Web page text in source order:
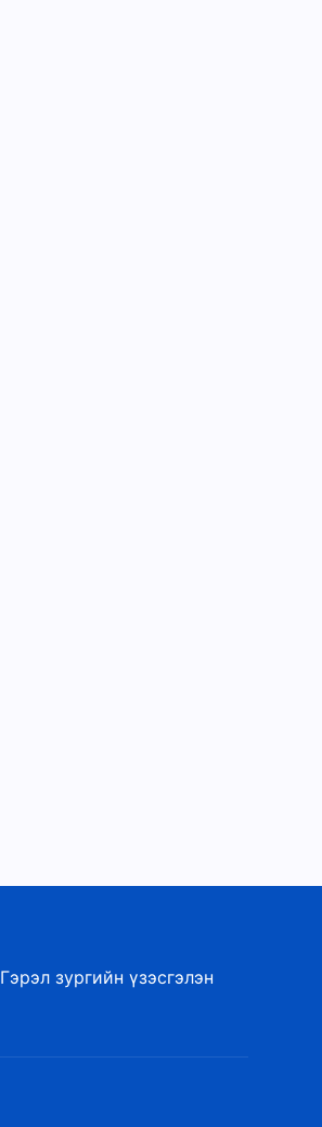
Гэрэл зургийн үзэсгэлэн